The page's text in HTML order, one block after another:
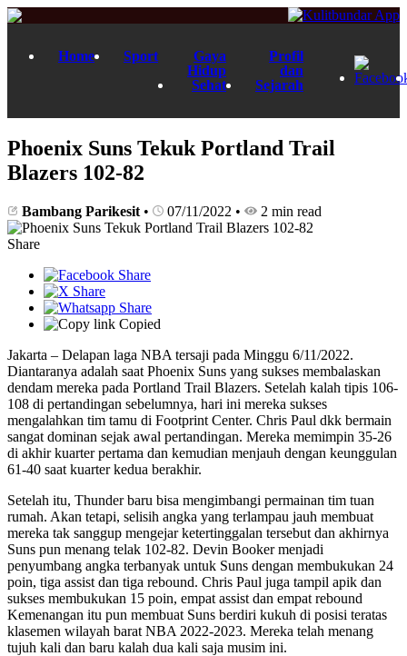
Home Sport
Gaya
Hidup
Sehat
Profil
dan
Sejarah
Phoenix Suns Tekuk Portland Trail
Blazers 102-82
Bambang Parikesit • 07/11/2022 • 2 min read
Share
Copied
Jakarta – Delapan laga NBA tersaji pada Minggu 6/11/2022.
Diantaranya adalah saat Phoenix Suns yang sukses membalaskan
dendam mereka pada Portland Trail Blazers. Setelah kalah tipis 106-
108 di pertandingan sebelumnya, hari ini mereka sukses
mengalahkan tim tamu di Footprint Center. Chris Paul dkk bermain
sangat dominan sejak awal pertandingan. Mereka memimpin 35-26
di akhir kuarter pertama dan kemudian menjauh dengan keunggulan
61-40 saat kuarter kedua berakhir.
Setelah itu, Thunder baru bisa mengimbangi permainan tim tuan
rumah. Akan tetapi, selisih angka yang terlampau jauh membuat
mereka tak sanggup mengejar ketertinggalan tersebut dan akhirnya
Suns pun menang telak 102-82. Devin Booker menjadi
penyumbang angka terbanyak untuk Suns dengan membukukan 24
poin, tiga assist dan tiga rebound. Chris Paul juga tampil apik dan
sukses membukukan 15 poin, empat assist dan empat rebound
Kemenangan itu pun membuat Suns berdiri kukuh di posisi teratas
klasemen wilayah barat NBA 2022-2023. Mereka telah menang
tujuh kali dan baru kalah dua kali saja musim ini.